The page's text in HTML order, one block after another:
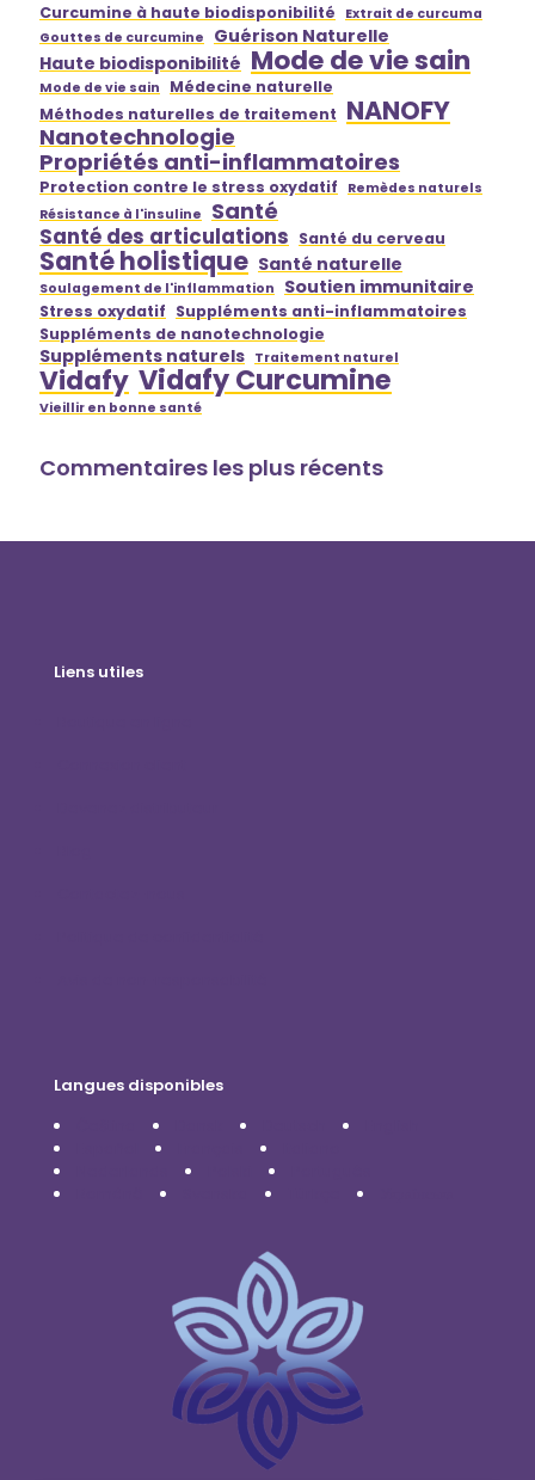
Curcumine à haute biodisponibilité
Extrait de curcuma
Gouttes de curcumine
Guérison Naturelle
Haute biodisponibilité Mode de vie sain
Mode de vie sain
Médecine naturelle
Méthodes naturelles de traitement NANOFY
Nanotechnologie
Propriétés anti-inflammatoires
Protection contre le stress oxydatif
Remèdes naturels
Résistance à l'insuline
Santé
Santé des articulations Santé du cerveau
Santé holistique Santé naturelle
Soulagement de l'inflammation Soutien immunitaire
Stress oxydatif Suppléments anti-inflammatoires
Suppléments de nanotechnologie
Suppléments naturels Traitement naturel
Vidafy Vidafy Curcumine
Vieillir en bonne santé
Commentaires les plus récents
Liens utiles
Langues disponibles